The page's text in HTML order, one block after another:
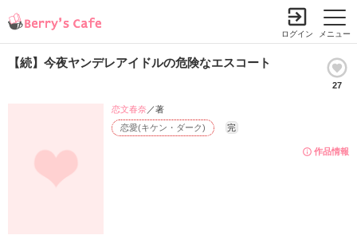
メニュー
ログイン
【続】今夜ヤンデレアイドルの危険なエスコート
27
作品情報
恋愛(キケン・ダーク) 完
恋文春奈／著